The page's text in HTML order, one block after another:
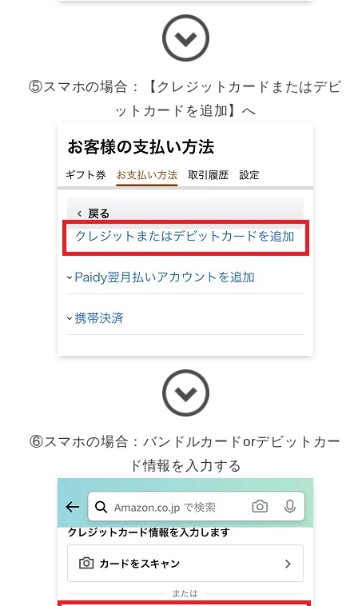
⑤スマホの場合：【クレジットカードまたはデビ
ットカードを追加】へ
⑥スマホの場合：バンドルカードorデビットカー
ド情報を入力する